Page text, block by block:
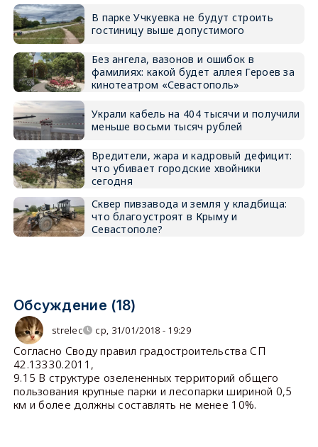
В парке Учкуевка не будут строить
гостиницу выше допустимого
Без ангела, вазонов и ошибок в
фамилиях: какой будет аллея Героев за
кинотеатром «Севастополь»
Украли кабель на 404 тысячи и получили
меньше восьми тысяч рублей
Вредители, жара и кадровый дефицит:
что убивает городские хвойники
сегодня
Сквер пивзавода и земля у кладбища:
что благоустроят в Крыму и
Севастополе?
Обсуждение (18)
strelec ср, 31/01/2018 - 19:29
Согласно Своду правил градостроительства СП
42.13330.2011,
9.15 В структуре озелененных территорий общего
пользования крупные парки и лесопарки шириной 0,5
км и более должны составлять не менее 10%.